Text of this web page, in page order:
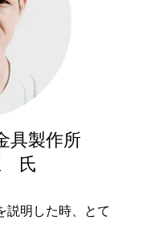
具製作所
氏
説明した時、とて